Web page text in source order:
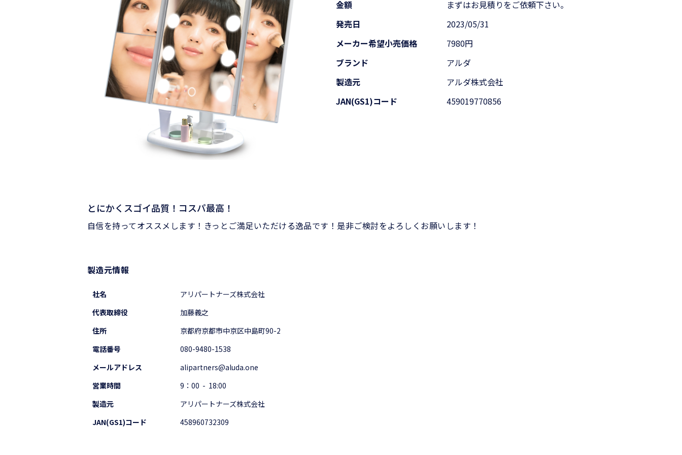
金額
まずはお見積りをご依頼下さい。
発売日
2023/05/31
メーカー希望小売価格
7980円
ブランド
アルダ
製造元
アルダ株式会社
JAN(GS1)コード
459019770856
とにかくスゴイ品質！コスパ最高！
自信を持ってオススメします！きっとご満足いただける逸品です！是非ご検討をよろしくお願いします！
製造元情報
社名
アリパートナーズ株式会社
代表取締役
加藤義之
住所
京都府京都市中京区中島町90-2
電話番号
080-9480-1538
メールアドレス
alipartners@aluda.one
営業時間
9：00 - 18:00
製造元
アリパートナーズ株式会社
JAN(GS1)コード
458960732309